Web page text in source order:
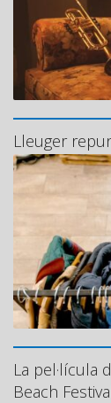
Lleuger
La pel·lícula
Beach